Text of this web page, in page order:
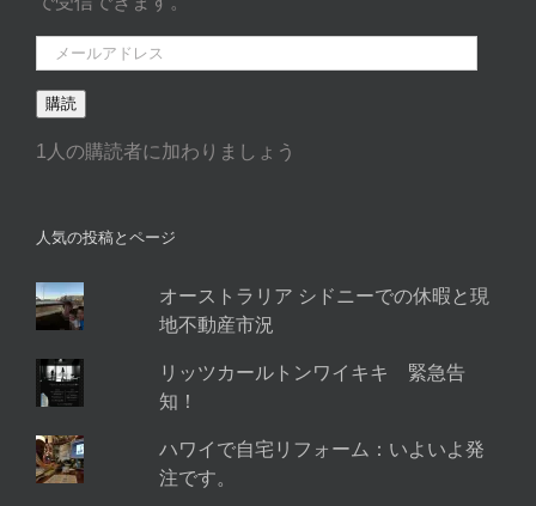
ー
ル
ド
購読
1人の購読者に加わりましょう
人気の投稿とページ
オーストラリア シドニーでの休暇と現
地不動産市況
リッツカールトンワイキキ 緊急告
知！
ハワイで自宅リフォーム：いよいよ発
注です。